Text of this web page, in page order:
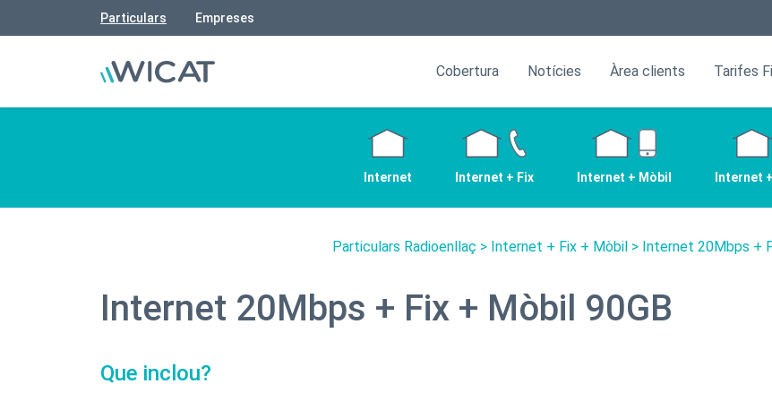
Particulars Empreses
Cobertura Notícies Àrea clients Tarifes
Internet Internet + Fix Internet + Mòbil Internet
Particulars Radioenllaç > Internet + Fix + Mòbil> Internet 20Mbps +
Internet 20Mbps + Fix + Mòbil 90GB
Que inclou?